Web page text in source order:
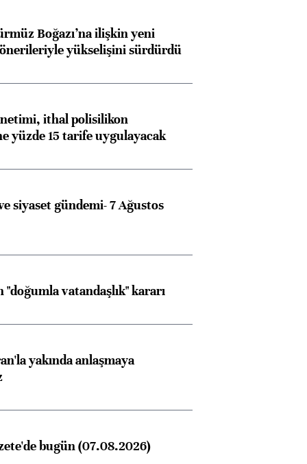
Boğazı’na ilişkin yeni
önerileriyle yükselişini sürdürdü
ithal polisilikon
yüzde 15 tarife uygulayacak
siyaset gündemi- 7 Ağustos
vatandaşlık" kararı
yakında anlaşmaya
bugün (07.08.2026)